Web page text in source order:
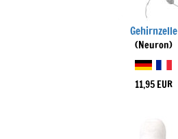
Gehirnzelle
(Neuron)
11,95 EUR